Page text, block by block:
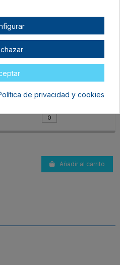
TALLA ÚNICA ADULTO
En stock
Añadir al carrito
de privacidad y cookies